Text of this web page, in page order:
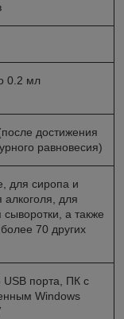
0.2 мл
достижения
равновесия)
для сиропа и
алкоголя, для
а также
70 других
USB порта, ПК с
Windows